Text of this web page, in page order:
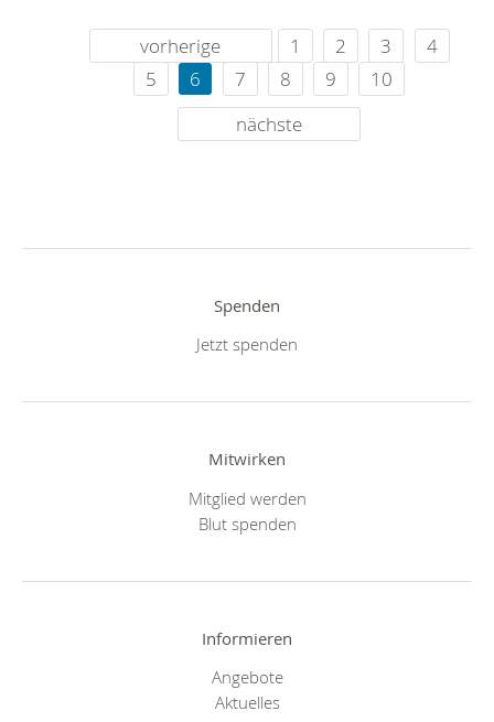
vorherige 1 2 3
4
5
6 7 8 9
10
nächste
Spenden
Jetzt spenden
Mitwirken
Mitglied werden
Blut spenden
Informieren
Angebote
Aktuelles